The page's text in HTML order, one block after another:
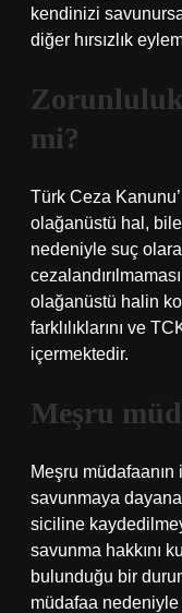
kendinizi
diğer hırsızlık
mi?
Türk Ceza
olağanüstü hal,
nedeniyle suç
olağanüstü halin
farklılıklarını ve
içermektedir.
Meşru
Meşru müdafaanın
savunmaya
siciline
savunma hakkını
bulunduğu bir
müdafaa